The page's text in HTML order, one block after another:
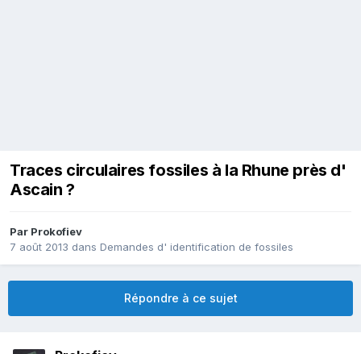
Traces circulaires fossiles à la Rhune près d'
Ascain ?
Par Prokofiev
7 août 2013 dans Demandes d' identification de fossiles
Répondre à ce sujet